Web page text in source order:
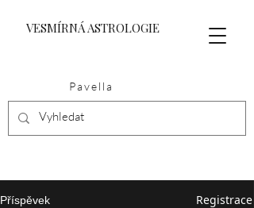
VESMÍRNÁ ASTROLOGIE
Pavella
Příspěvek Registrace